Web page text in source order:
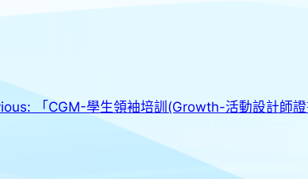
「CGM-學生領袖培訓(Growth-活動設計師